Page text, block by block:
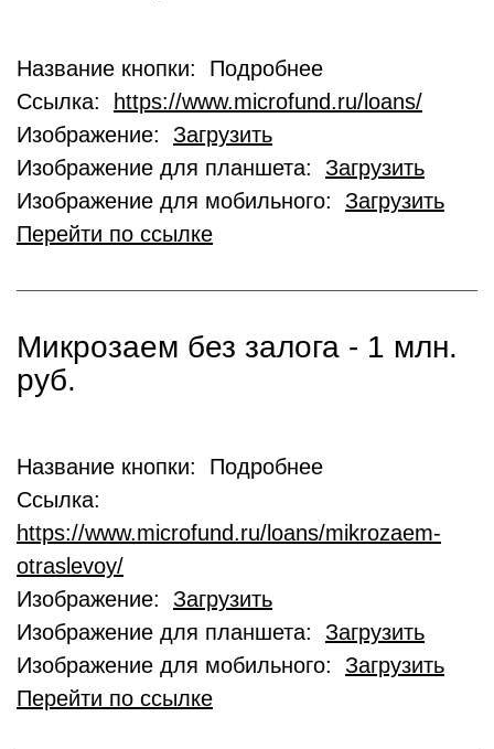
Название кнопки: Подробнее
Ссылка:
https://www.microfund.ru/loans/
Изображение: Загрузить
Изображение для планшета: Загрузить
Изображение для мобильного: Загрузить
Перейти по ссылке
Микрозаем без залога - 1 млн.
руб.
Название кнопки: Подробнее
Ссылка:
https://www.microfund.ru/loans/mikrozaem-
otraslevoy/
Изображение: Загрузить
Изображение для планшета: Загрузить
Изображение для мобильного: Загрузить
Перейти по ссылке